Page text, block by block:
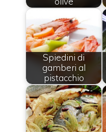
Spiedini di
gamberi al
pistacchio